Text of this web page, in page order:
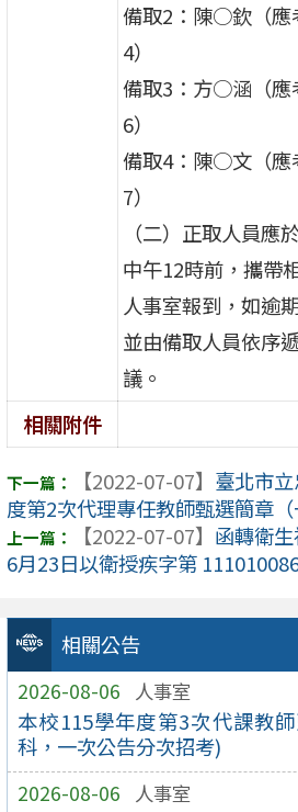
相關公告
2026-08-06 人事室
本校115學年度第3次代課教
科，一次公告分次招考)
2026-08-06 人事室
備取2：陳○欽（應
4）
備取3：方○涵（應
6）
備取4：陳○文（應
7）
（二）正取人員應
中午12時前，攜帶
人事室報到，如逾
並由備取人員依序
議。
相關附件
【2022-07-07】 臺北市
度第2次代理專任教師甄選簡章
【2022-07-07】 函轉衛
6月23日以衛授疾字第